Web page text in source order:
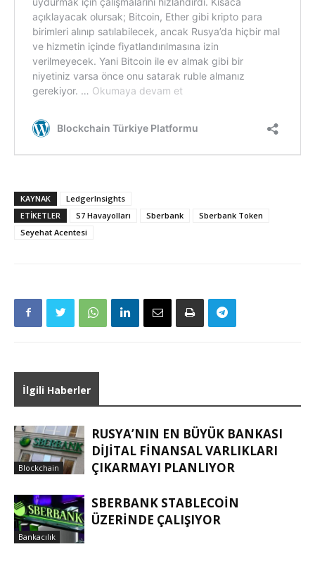
KAYNAK
LedgerInsights
ETIKETLER
S7 Havayolları Sberbank
Sberbank Token
Seyehat Acentesi
İlgili Haberler
Blockchain
RUSYA’NIN EN BÜYÜK BANKASI
DIJITAL FINANSAL VARLIKLARI
ÇIKARMAYI PLANLIYOR
Bankacılık
SBERBANK STABLECOIN
ÜZERINDE ÇALIŞIYOR